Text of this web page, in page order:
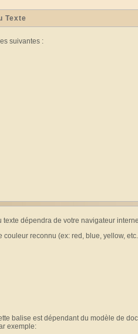
Texte
suivantes :
dépendra de votre navigateur
couleur reconnu (ex: red, blue, yellow,
balise est dépendant du modèle de
exemple: